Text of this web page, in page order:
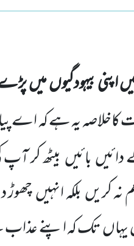
اپنی بیہودگیوںمیںپڑے
کاخلاصہ یہ ہے کہ
بائیںبیٹھ کر
نہ کریںبلکہ انہیں
یہاںتک کہ اپنے